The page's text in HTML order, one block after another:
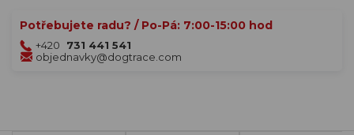
Potřebujete radu? / Po-Pá: 7:00-15:00 hod
+420
731 441 541
objednavky@dogtrace.com